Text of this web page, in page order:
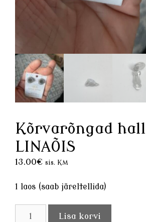
Kõrvarõngad hall
LINAÕIS
13.00€ sis. KM
1 laos (saab järeltellida)
Kõrvarõngad
Lisa korvi